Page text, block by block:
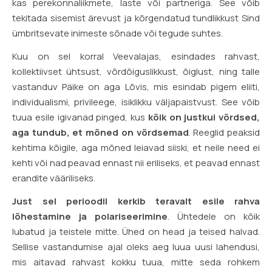
kas perekonnaliikmete, laste või partneriga. See võib
tekitada sisemist ärevust ja kõrgendatud tundlikkust Sind
ümbritsevate inimeste sõnade või tegude suhtes.
Kuu on sel korral Veevalajas, esindades rahvast,
kollektiivset ühtsust, võrdõiguslikkust, õiglust, ning talle
vastanduv Päike on aga Lõvis, mis esindab pigem eliiti,
individualismi, privileege, isiklikku väljapaistvust. See võib
tuua esile igivanad pinged, kus kõik on justkui võrdsed,
aga tundub, et mõned on võrdsemad. Reeglid peaksid
kehtima kõigile, aga mõned leiavad siiski, et neile need ei
kehti või nad peavad ennast nii eriliseks, et peavad ennast
erandite vääriliseks.
Just sel perioodil kerkib teravalt esile rahva
lõhestamine ja polariseerimine. Ühtedele on kõik
lubatud ja teistele mitte. Ühed on head ja teised halvad.
Sellise vastandumise ajal oleks aeg luua uusi lahendusi,
mis aitavad rahvast kokku tuua, mitte seda rohkem